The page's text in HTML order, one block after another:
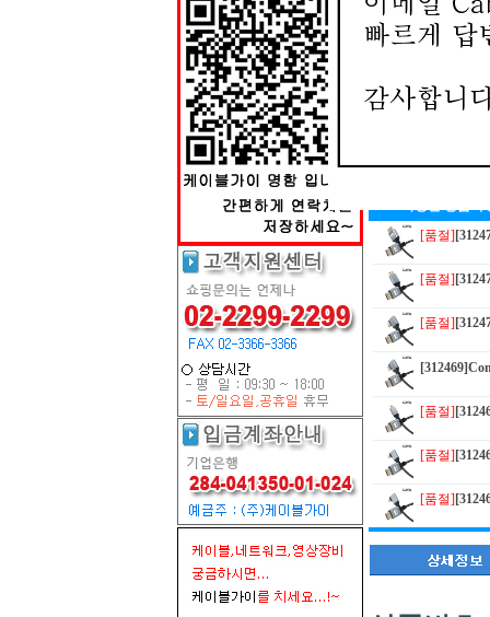
이젠!! 스
언제
QR
[품절]
[품절]
[품절]
[품절]
[품절]
[품절]